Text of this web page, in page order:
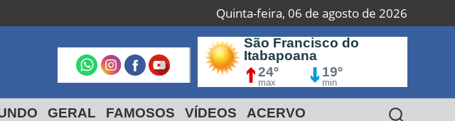
Quinta-feira, 06 de agosto de 2026
São Francisco do
Itabapoana
24º
max
19º
min
Campos dos
Goytacazes
30º
max
16º
min
GERAL FAMOSOS VÍDEOS ACERVO